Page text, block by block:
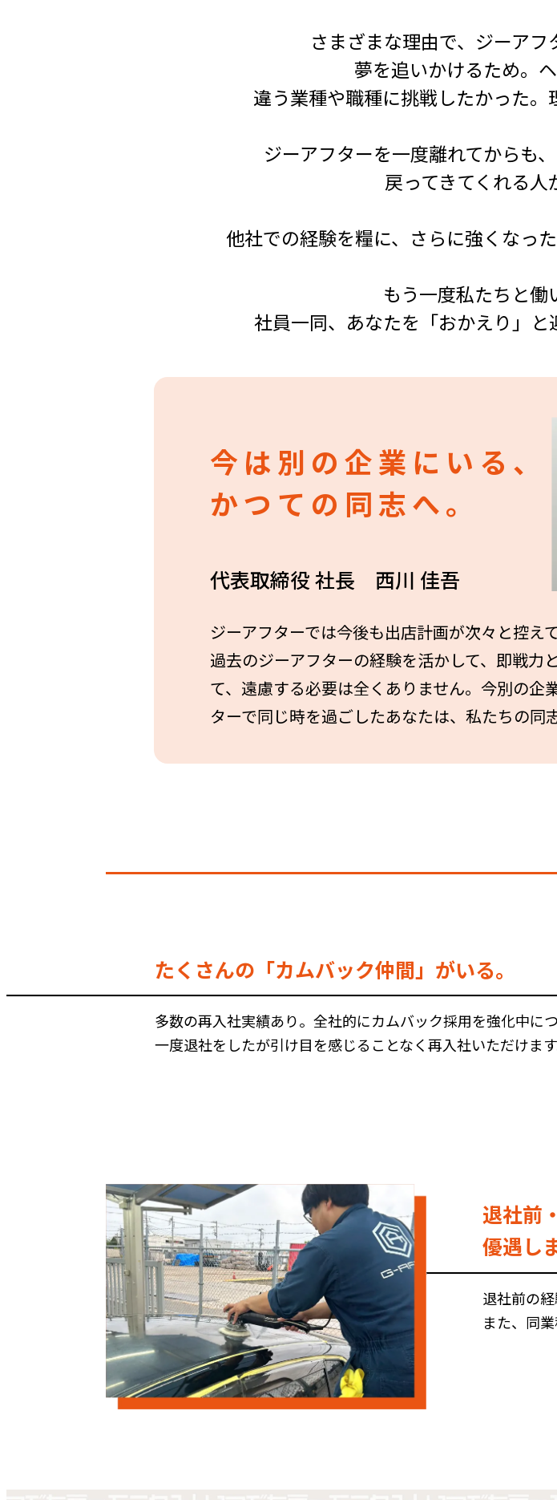
さまざまな理由で、ジーアフ
夢を追いかけるため。
違う業種や職種に挑戦したかった。
ジーアフターを一度離れてからも
戻ってきてくれる人
他社での経験を糧に、さらに強くなっ
もう一度私たちと働
社員一同、あなたを「おかえり」と
今は別の企業にいる、
かつての同志へ。
代表取締役 社長 西川 佳吾
ジーアフターでは今後も出店計画が次々と控え
過去のジーアフターの経験を活かして、即戦力
て、遠慮する必要は全くありません。今別の企
ターで同じ時を過ごしたあなたは、私たちの同
たくさんの「カムバック仲間」がいる。
多数の再入社実績あり。全社的にカムバック採用を強化中につ
一度退社をしたが引け目を感じることなく再入社いただけます
退社前
優遇し
退社前の
また、同